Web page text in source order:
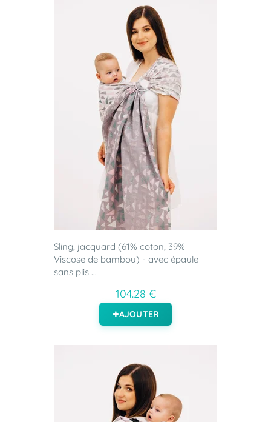
Sling, jacquard (61% coton, 39%
Viscose de bambou) - avec épaule
sans plis ...
104.28 €
AJOUTER